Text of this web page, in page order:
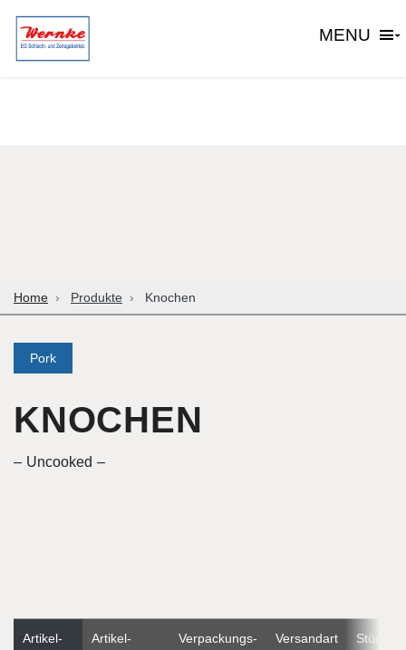
MENU
Home Produkte Knochen
Pork
KNOCHEN
Uncooked
Artikel-
Artikel­
Verpackungs­
Versandart